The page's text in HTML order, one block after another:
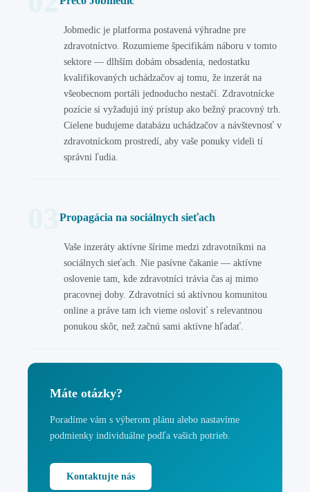
Jobmedic je platforma postavená výhradne pre
zdravotníctvo. Rozumieme špecifikám náboru v tomto
sektore — dlhším dobám obsadenia, nedostatku
kvalifikovaných uchádzačov aj tomu, že inzerát na
všeobecnom portáli jednoducho nestačí. Zdravotnícke
pozície si vyžadujú iný prístup ako bežný pracovný trh.
Cielene budujeme databázu uchádzačov a návštevnosť v
zdravotníckom prostredí, aby vaše ponuky videli tí
správni ľudia.
Propagácia na sociálnych sieťach
Vaše inzeráty aktívne šírime medzi zdravotníkmi na
sociálnych sieťach. Nie pasívne čakanie — aktívne
oslovenie tam, kde zdravotníci trávia čas aj mimo
pracovnej doby. Zdravotníci sú aktívnou komunitou
online a práve tam ich vieme osloviť s relevantnou
ponukou skôr, než začnú sami aktívne hľadať.
Máte otázky?
Poradíme vám s výberom plánu alebo nastavíme
podmienky individuálne podľa vašich potrieb.
Kontaktujte nás